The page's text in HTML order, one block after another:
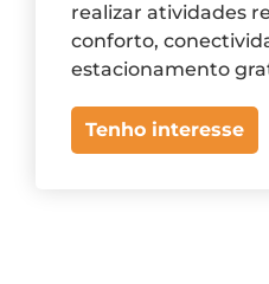
realizar atividades
conforto,
estacionamento
Tenho interesse